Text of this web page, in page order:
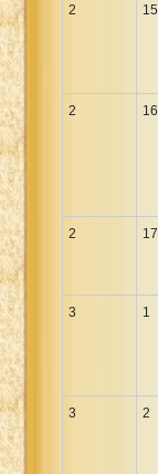
2 15
2 16
2 17
3 1
3 2